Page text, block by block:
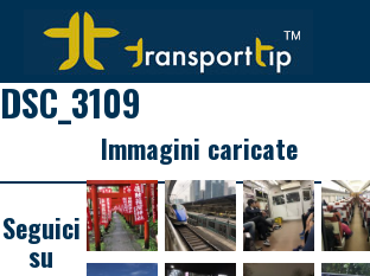
DSC_3109
Immagini caricate
Seguici
su